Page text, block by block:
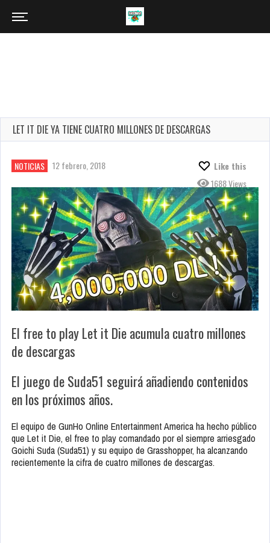
LET IT DIE YA TIENE CUATRO MILLONES DE DESCARGAS
NOTICIAS 12 febrero, 2018
Like this
1688 Views
El free to play Let it Die acumula cuatro millones
de descargas
El juego de Suda51 seguirá añadiendo contenidos
en los próximos años.
El equipo de GunHo Online Entertainment America ha hecho público
que Let it Die, el free to play comandado por el siempre arriesgado
Goichi Suda (Suda51) y su equipo de Grasshopper, ha alcanzando
recientemente la cifra de cuatro millones de descargas.